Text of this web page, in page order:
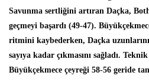
Savunma sertliğini artıran Daçka, Both
geçmeyi başardı (49-47).
ritmini kaybederken, Daçka
sayıya kadar çıkmasını sağladı.
Büyükçekmece çeyreği 58-56 geride